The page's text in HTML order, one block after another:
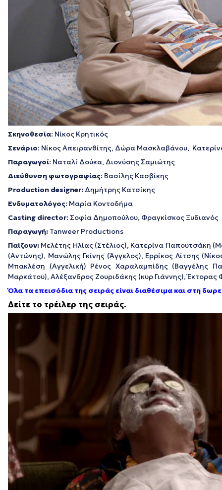
Σκηνοθεσία: Νίκος Κρητικός
Σενάριο: Νίκος Απειρανθίτης, Δώρα Μασκλαβάνου,
Παραγωγοί: Ναταλί Δούκα, Διονύσης Σαμιώτης
Διεύθυνση φωτογραφίας: Βασίλης Κασβίκης
Production designer: Δημήτρης Κατσίκης
Ενδυματολόγος: Μαρία Κοντοδήμα
Casting director: Σοφία Δημοπούλου, Φραγκίσκος Ξυδιανός
Παραγωγή: Tanweer Productions
Παίζουν: Μελέτης Ηλίας (Στέλιος), Κατερίνα Παπουτσάκη
(Αντώνης), Μανώλης Γκίνης (Άγγελος), Ερρίκος Λίτσης
Μπακλέση (Αγγελική) Ρένος Χαραλαμπίδης (Βαγγέλης
Μαρκάτου), Αλέξανδρος Ζουριδάκης (κυρ Γιάννης),
Όλα τα επεισόδια της σειράς είναι διαθέσιμα και στη
Δείτε το τρέιλερ της σειράς.
Αναπαραγωγής